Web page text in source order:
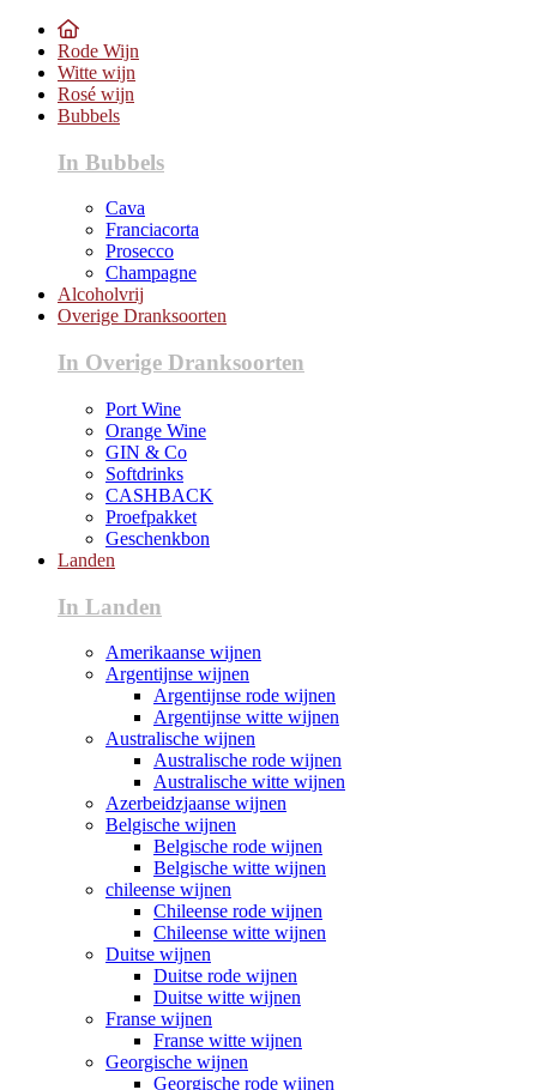
Rode Wijn
Witte wijn
Rosé wijn
Bubbels
In Bubbels
Cava
Franciacorta
Prosecco
Champagne
Alcoholvrij
Overige Dranksoorten
In Overige Dranksoorten
Port Wine
Orange Wine
GIN & Co
Softdrinks
CASHBACK
Proefpakket
Geschenkbon
Landen
In Landen
Amerikaanse wijnen
Argentijnse wijnen
Argentijnse rode wijnen
Argentijnse witte wijnen
Australische wijnen
Australische rode wijnen
Australische witte wijnen
Azerbeidzjaanse wijnen
Belgische wijnen
Belgische rode wijnen
Belgische witte wijnen
chileense wijnen
Chileense rode wijnen
Chileense witte wijnen
Duitse wijnen
Duitse rode wijnen
Duitse witte wijnen
Franse wijnen
Franse witte wijnen
Georgische wijnen
Georgische rode wijnen